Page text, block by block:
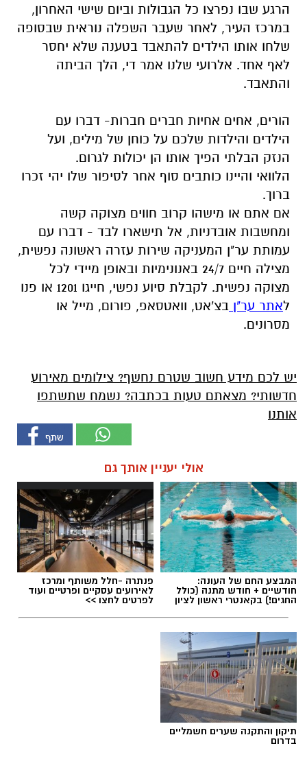
הרגע שבו נפרצו כל הגבולות וביום שישי האחרון,
במרכז העיר, לאחר שעבר השפלה נוראית שבסופה
שלחו אותו הילדים להתאבד בטענה שלא יחסר
לאף אחד. אלרועי שלנו אמר די, הלך הביתה
והתאבד.
הורים, אחים אחיות חברים חברות- דברו עם
הילדים והילדות שלכם על כוחן של מילים, ועל
הנזק הבלתי הפיך אותו הן יכולות לגרום.
הלוואי והיינו כותבים סוף אחר לסיפור שלו יהי זכרו
ברוך.
אם אתם או מישהו קרוב חווים מצוקה קשה
ומחשבות אובדניות, אל תישארו לבד - דברו עם
עמותת ער"ן המעניקה שירות עזרה ראשונה נפשית,
מצילה חיים 24/7 באנונימיות ובאופן מיידי לכל
מצוקה נפשית. לקבלת סיוע נפשי, חייגו 1201 או פנו
לאתר ער"ן בצ'אט, וואטסאפ, פורום, מייל או
מסרונים.
יש לכם מידע חשוב שטרם נחשף? צילומים מאירוע
חדשותי? מצאתם טעות בכתבה? נשמח שתשתפו
אותנו
אולי יעניין אותך גם
המבצע החם של העונה:
חודשיים + חודש מתנה (כולל
החגים!) בקאנטרי ראשון לציון
פנתרה -חלל משותף ומרכז
לאירועים עסקיים ופרטיים ועוד
לפרטים לחצו >>
תיקון והתקנה שערים חשמליים
בדרום